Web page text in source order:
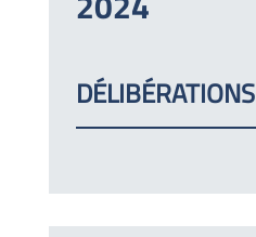
DÉLIBÉRATIONS